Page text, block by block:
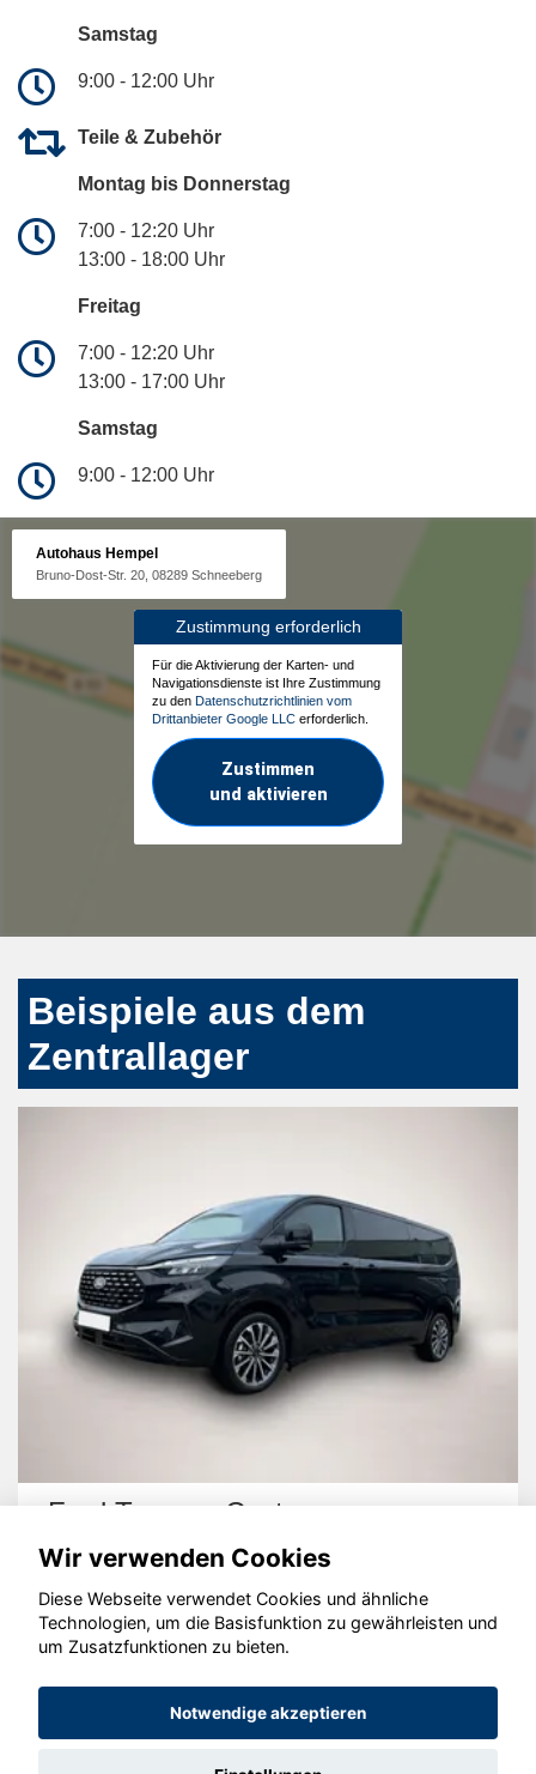
Samstag
9:00 - 12:00 Uhr
Teile & Zubehör
Montag bis Donnerstag
7:00 - 12:20 Uhr
13:00 - 18:00 Uhr
Freitag
7:00 - 12:20 Uhr
13:00 - 17:00 Uhr
Samstag
9:00 - 12:00 Uhr
Autohaus Hempel
Bruno-Dost-Str. 20, 08289 Schneeberg
Zustimmung erforderlich
Für die Aktivierung der Karten- und
Navigationsdienste ist Ihre Zustimmung
zu den Datenschutzrichtlinien vom
Drittanbieter Google LLC erforderlich.
Zustimmen
und aktivieren
Beispiele aus dem
Zentrallager
Ford Tourneo Custom
© konjunkturmotor.de GmbH 2020 - 2026
Wir verwenden Cookies
Diese Webseite verwendet Cookies und ähnliche
Technologien, um die Basisfunktion zu gewährleisten und
um Zusatzfunktionen zu bieten.
Notwendige akzeptieren